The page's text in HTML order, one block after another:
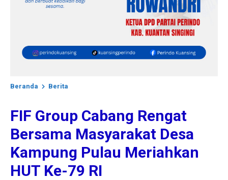
Beranda Berita
FIF Group Cabang Rengat
Bersama Masyarakat Desa
Kampung Pulau Meriahkan
HUT Ke-79 RI